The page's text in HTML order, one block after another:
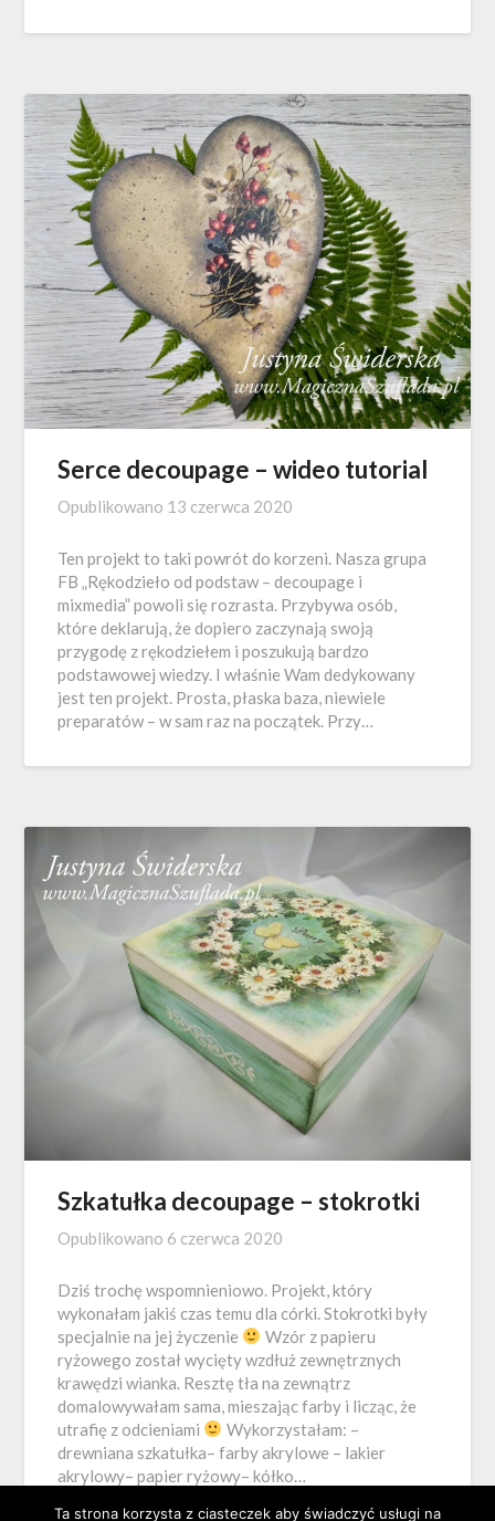
Serce decoupage – wideo tutorial
Opublikowano 13 czerwca 2020
Ten projekt to taki powrót do korzeni. Nasza grupa
FB „Rękodzieło od podstaw – decoupage i
mixmedia” powoli się rozrasta. Przybywa osób,
które deklarują, że dopiero zaczynają swoją
przygodę z rękodziełem i poszukują bardzo
podstawowej wiedzy. I właśnie Wam dedykowany
jest ten projekt. Prosta, płaska baza, niewiele
preparatów – w sam raz na początek. Przy…
Szkatułka decoupage – stokrotki
Opublikowano 6 czerwca 2020
Dziś trochę wspomnieniowo. Projekt, który
wykonałam jakiś czas temu dla córki. Stokrotki były
specjalnie na jej życzenie
Wzór z papieru
ryżowego został wycięty wzdłuż zewnętrznych
krawędzi wianka. Resztę tła na zewnątrz
domalowywałam sama, mieszając farby i licząc, że
utrafię z odcieniami
Wykorzystałam: –
drewniana szkatułka– farby akrylowe – lakier
akrylowy– papier ryżowy– kółko…
Ta strona korzysta z ciasteczek aby świadczyć usługi na